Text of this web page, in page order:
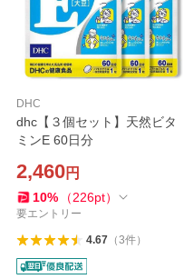
DHC
dhc【３個セット】天然ビタ
ミンE 60日分
2,460円
10% （226pt）
要エントリー
4.67（3件）